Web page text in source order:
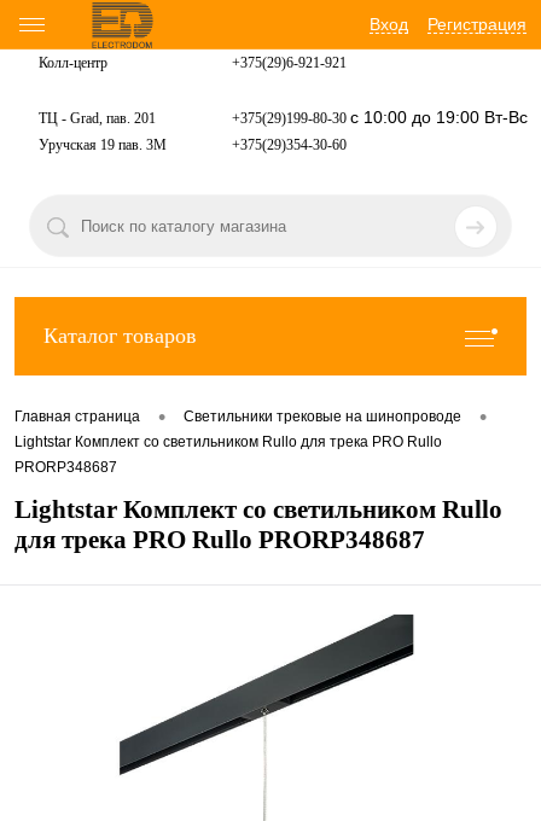
Вход Регистрация
Колл-центр +375(29)6-921-921
ТЦ - Grad, пав. 201 +375(29)199-80-30 с 10:00 до 19:00 Вт-Вс
Уручская 19 пав. 3М +375(29)354-30-60
Каталог товаров
Главная страница • Светильники трековые на шинопроводе •
Lightstar Комплект со светильником Rullo для трека PRO Rullo
PRORP348687
Lightstar Комплект со светильником Rullo
для трека PRO Rullo PRORP348687